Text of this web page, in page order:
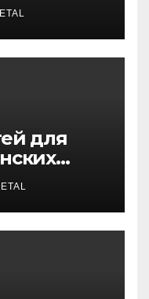
для